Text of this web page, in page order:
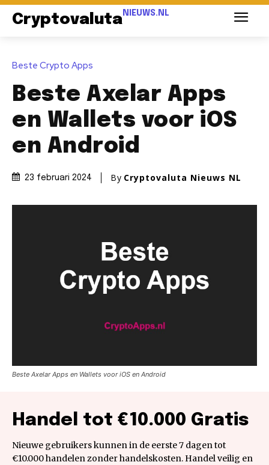
Cryptovaluta NIEUWS.NL
Beste Crypto Apps
Beste Axelar Apps
en Wallets voor iOS
en Android
23 februari 2024 By Cryptovaluta Nieuws NL
Beste Axelar Apps en Wallets voor iOS en Android
Handel tot €10.000 Gratis
Nieuwe gebruikers kunnen in de eerste 7 dagen tot
€10.000 handelen zonder handelskosten. Handel veilig en